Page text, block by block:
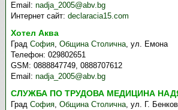
Email:nadja_2005@abv.bg
Интернет сайт:declaracia15.com
Хотел Аква
ГрадСофия,Община Столична,ул. Емона
Телефон:029802651
GSM:0888847749, 0888707612
Email:nadja_2005@abv.bg
СЛУЖБА ПО ТРУДОВА МЕДИЦИНА
ГрадСофия,Община Столична,ул. Г.